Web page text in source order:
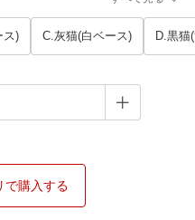
ス) C.灰猫(白ベース) D.黒猫
で購入する